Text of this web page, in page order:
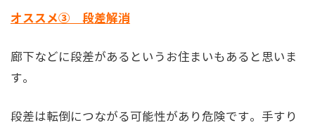
オススメ③ 段差解消
廊下などに段差があるというお住まいもあると思いま
す。
段差は転倒につながる可能性があり危険です。手すり